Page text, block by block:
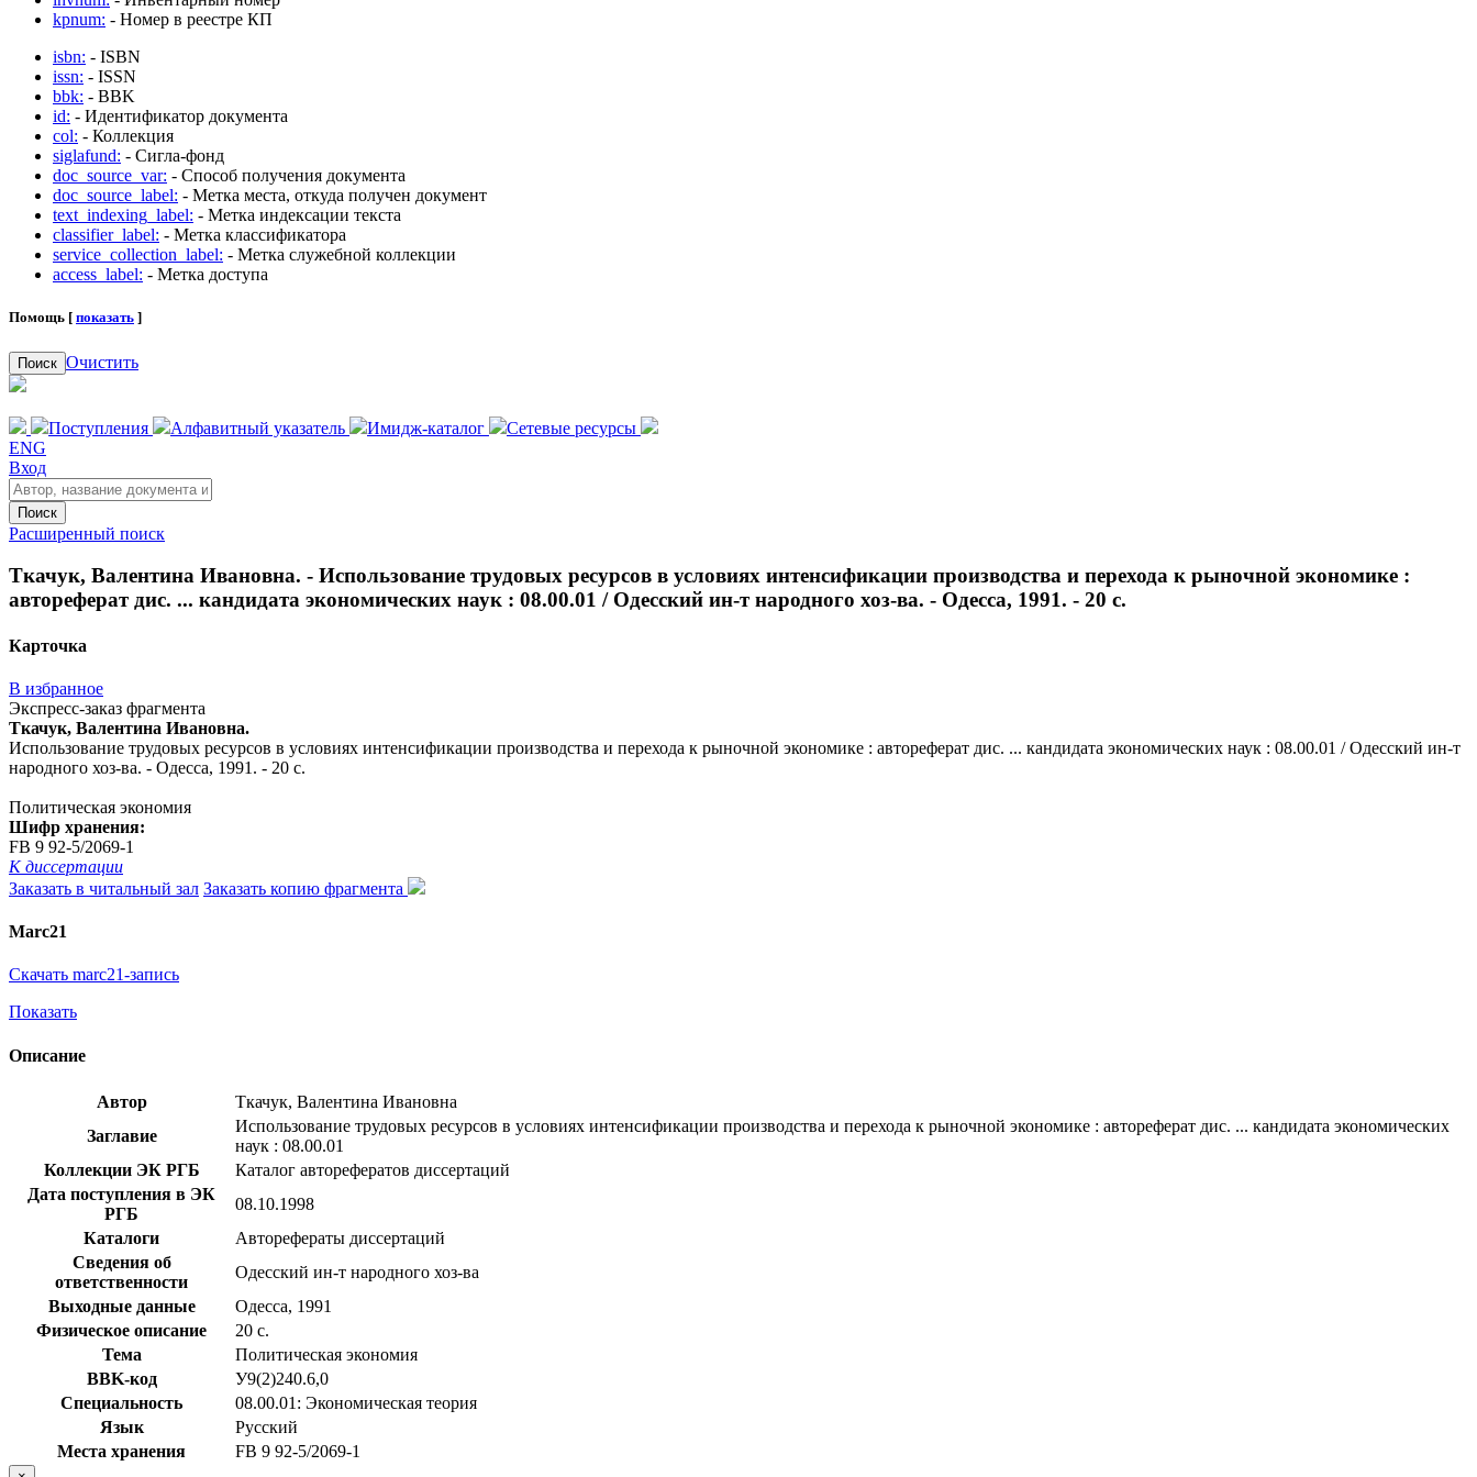
kpnum: - Номер в реестре КП
isbn: - ISBN
issn: - ISSN
bbk: - BBK
id: - Идентификатор документа
col: - Коллекция
siglafund: - Сигла-фонд
doc_source_var: - Способ получения документа
doc_source_label: - Метка места, откуда получен документ
text_indexing_label: - Метка индексации текста
classifier_label: - Метка классификатора
service_collection_label: - Метка служебной коллекции
access_label: - Метка доступа
Помощь [ показать ]
Поиск Очистить
Поступления Алфавитный указатель Имидж-каталог
Сетевые ресурсы
ENG
Вход
Поиск
Расширенный поиск
Ткачук, Валентина Ивановна. - Использование трудовых ресурсов в условиях интенсификации производства и перехода к рыночной экономике :
автореферат дис. ... кандидата экономических наук : 08.00.01 / Одесский ин-т народного хоз-ва. - Одесса, 1991. - 20 с.
Карточка
В избранное
Экспресс-заказ фрагмента
Ткачук, Валентина Ивановна.
Использование трудовых ресурсов в условиях интенсификации производства и перехода к рыночной экономике : автореферат дис. ... кандидата экономических наук : 08.00.01 / Одесский ин-т
народного хоз-ва. - Одесса, 1991. - 20 с.
Политическая экономия
Шифр хранения:
FB 9 92-5/2069-1
К диссертации
Заказать в читальный зал Заказать копию фрагмента
Marc21
Скачать marc21-запись
Показать
Описание
Автор
Ткачук, Валентина Ивановна
Заглавие
Использование трудовых ресурсов в условиях интенсификации производства и перехода к рыночной экономике : автореферат дис. ... кандидата экономических
наук : 08.00.01
Коллекции ЭК РГБ
Каталог авторефератов диссертаций
Дата поступления в ЭК
РГБ
08.10.1998
Каталоги
Авторефераты диссертаций
Сведения об
ответственности
Одесский ин-т народного хоз-ва
Выходные данные
Одесса, 1991
Физическое описание
20 с.
Тема
Политическая экономия
BBK-код
У9(2)240.6,0
Специальность
08.00.01: Экономическая теория
Язык
Русский
Места хранения
FB 9 92-5/2069-1